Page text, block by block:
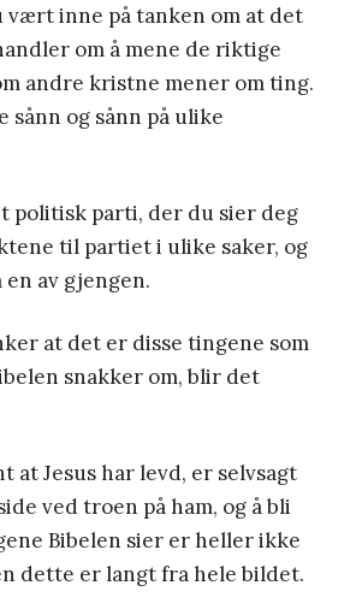
vært inne på tanken om at det
om å mene de riktige
andre kristne mener om ting.
sånn og sånn på ulike
politisk parti, der du sier deg
til partiet i ulike saker, og
en av gjengen.
at det er disse tingene som
snakker om, blir det
at Jesus har levd, er selvsagt
ved troen på ham, og å bli
Bibelen sier er heller ikke
dette er langt fra hele bildet.